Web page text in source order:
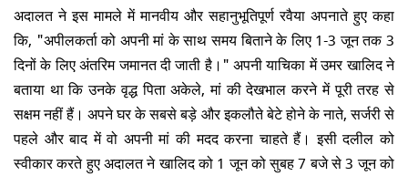
अदालत ने इस मामले में मानवीय और सहानुभूतिपूर्ण रवैया अपनाते हुए कहा
कि, "अपीलकर्ता को अपनी मां के साथ समय बिताने के लिए 1-3 जून तक 3
दिनों के लिए अंतरिम जमानत दी जाती है।" अपनी याचिका में उमर खालिद ने
बताया था कि उनके वृद्ध पिता अकेले, मां की देखभाल करने में पूरी तरह से
सक्षम नहीं हैं। अपने घर के सबसे बड़े और इकलौते बेटे होने के नाते, सर्जरी से
पहले और बाद में वो अपनी मां की मदद करना चाहते हैं। इसी दलील को
स्वीकार करते हुए अदालत ने खालिद को 1 जून को सुबह 7 बजे से 3 जून को